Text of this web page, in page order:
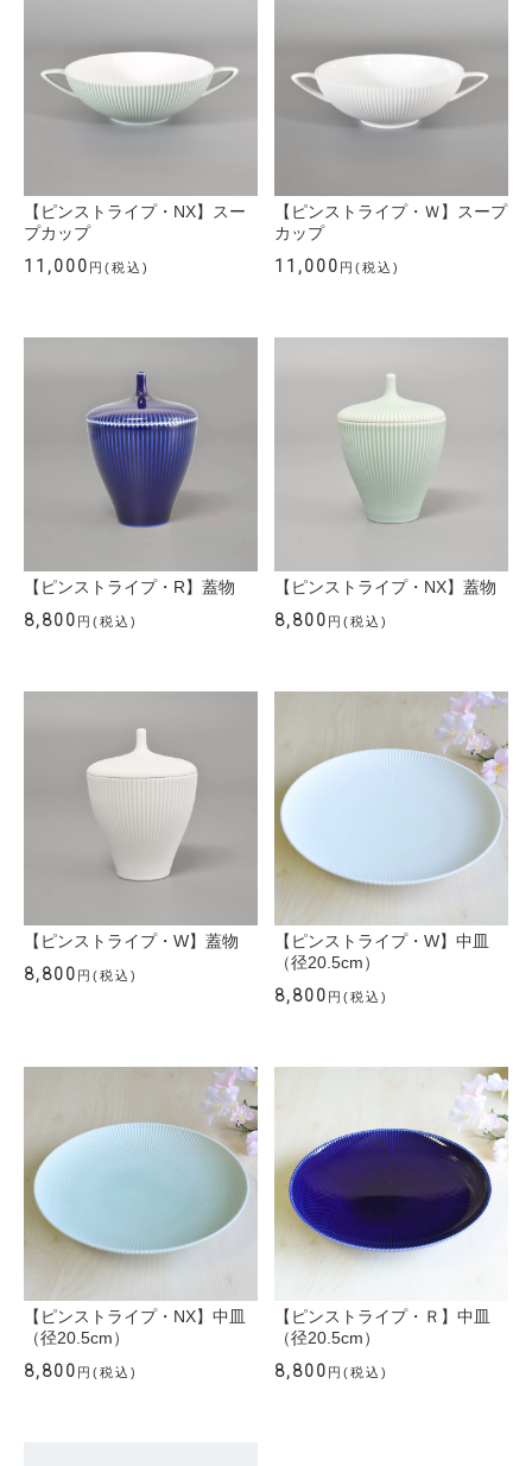
【ピンストライプ・NX】スー
プカップ
11,000 円(税込)
【ピンストライプ・Ｗ】スープ
カップ
11,000 円(税込)
【ピンストライプ・R】蓋物
8,800 円(税込)
【ピンストライプ・NX】蓋物
8,800 円(税込)
【ピンストライプ・W】蓋物
8,800 円(税込)
【ピンストライプ・W】中皿
（径20.5cm）
8,800 円(税込)
【ピンストライプ・NX】中皿
（径20.5cm）
8,800 円(税込)
【ピンストライプ・Ｒ】中皿
（径20.5cm）
8,800 円(税込)